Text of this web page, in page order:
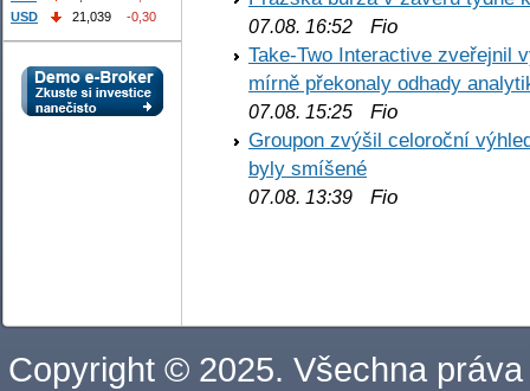
07.08. 16:52 Fio
Take-Two Interactive zveřejnil
mírně překonaly odhady
07.08. 15:25 Fio
Groupon zvýšil celoroční
byly smíšené
07.08. 13:39 Fio
USD
21,039 -0,30
Copyright © 2025. Všechna práva